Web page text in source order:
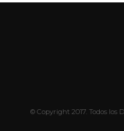
© Copyright 2017. Todos los